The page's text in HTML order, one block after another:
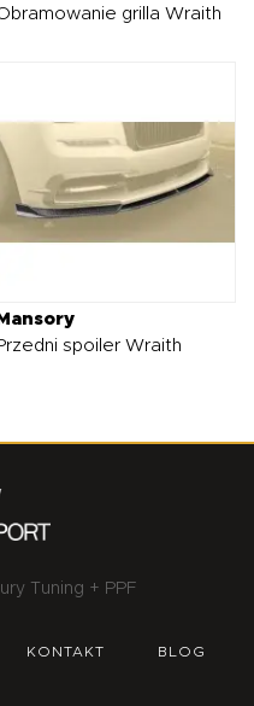
grilla Wraith
spoiler Wraith
Tuning + PPF
KONTAKT BLOG